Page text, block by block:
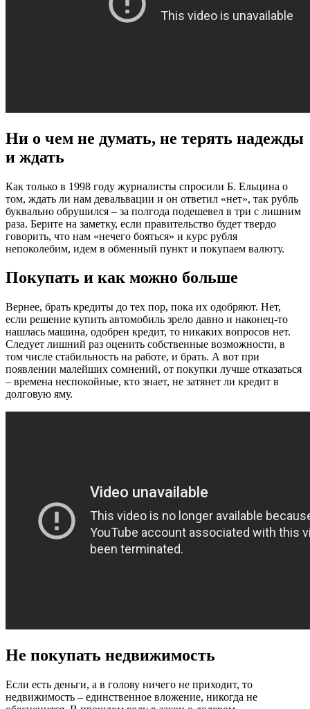
Ни о чем не думать, не терять надежды
и ждать
Как только в 1998 году журналисты спросили Б. Ельцина о
том, ждать ли нам девальвации и он ответил «нет», так рубль
буквально обрушился – за полгода подешевел в три с лишним
раза. Берите на заметку, если правительство будет твердо
говорить, что нам «нечего бояться» и курс рубля
непоколебим, идем в обменный пункт и покупаем валюту.
Покупать и как можно больше
Вернее, брать кредиты до тех пор, пока их одобряют. Нет,
если решение купить автомобиль зрело давно и наконец-то
нашлась машина, одобрен кредит, то никаких вопросов нет.
Следует лишний раз оценить собственные возможности, в
том числе стабильность на работе, и брать. А вот при
появлении малейших сомнений, от покупки лучше отказаться
– времена неспокойные, кто знает, не затянет ли кредит в
долговую яму.
Не покупать недвижимость
Если есть деньги, а в голову ничего не приходит, то
недвижимость – единственное вложение, никогда не